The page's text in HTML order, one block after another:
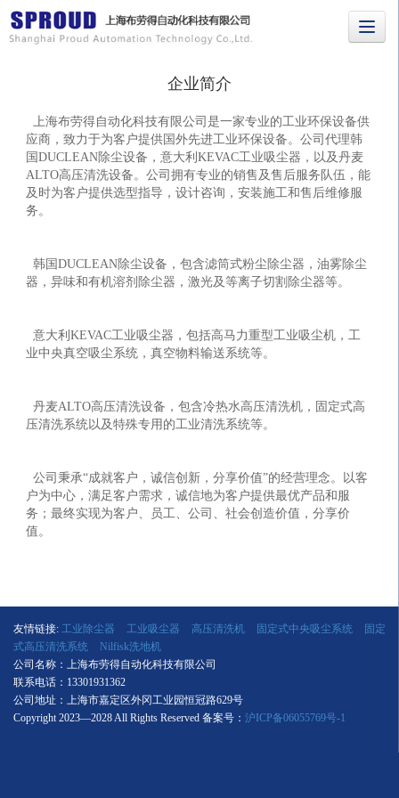
企业简介
上海布劳得自动化科技有限公司是一家专业的工业环保设备供
应商，致力于为客户提供国外先进工业环保设备。公司代理韩
国DUCLEAN除尘设备，意大利KEVAC工业吸尘器，以及丹麦
ALTO高压清洗设备。公司拥有专业的销售及售后服务队伍，能
及时为客户提供选型指导，设计咨询，安装施工和售后维修服
务。
韩国DUCLEAN除尘设备，包含滤筒式粉尘除尘器，油雾除尘
器，异味和有机溶剂除尘器，激光及等离子切割除尘器等。
意大利KEVAC工业吸尘器，包括高马力重型工业吸尘机，工
业中央真空吸尘系统，真空物料输送系统等。
丹麦ALTO高压清洗设备，包含冷热水高压清洗机，固定式高
压清洗系统以及特殊专用的工业清洗系统等。
公司秉承“成就客户，诚信创新，分享价值”的经营理念。以客
户为中心，满足客户需求，诚信地为客户提供最优产品和服
务；最终实现为客户、员工、公司、社会创造价值，分享价
值。
友情链接: 工业除尘器 工业吸尘器 高压清洗机 固定式中央吸尘系统
固定
式高压清洗系统
Nilfisk洗地机
公司名称：上海布劳得自动化科技有限公司
联系电话：13301931362
公司地址：上海市嘉定区外冈工业园恒冠路629号
Copyright 2023—2028 All Rights Reserved 备案号： 沪ICP备06055769号-1